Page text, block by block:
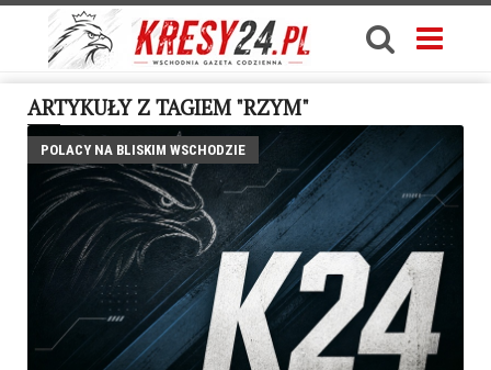
ARTYKUŁY Z TAGIEM "RZYM"
POLACY NA BLISKIM WSCHODZIE